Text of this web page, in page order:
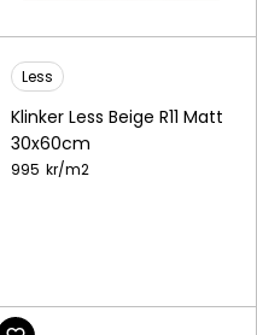
Less
Klinker Less Beige R11 Matt
30x60cm
995 kr/m2